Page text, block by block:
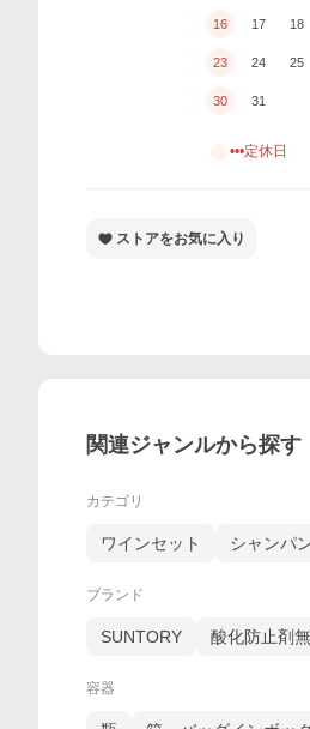
16 17 18
23 24 25
30 31
•••定休日
ストアをお気に入り
関連ジャンルから探す
カテゴリ
ワインセット シャンパ
ブランド
SUNTORY 酸化防止剤
容器